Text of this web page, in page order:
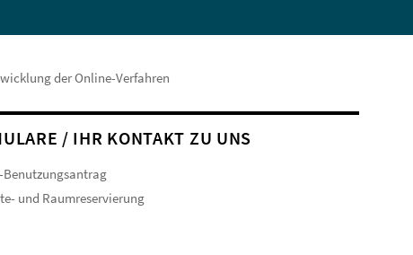
der Online-Verfahren
/ IHR KONTAKT ZU UNS
Benutzungsantrag
und Raumreservierung